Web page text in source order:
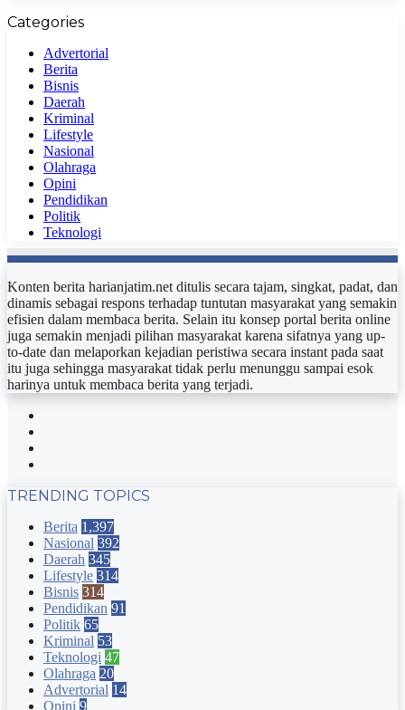
Categories
Advertorial
Berita
Bisnis
Daerah
Kriminal
Lifestyle
Nasional
Olahraga
Opini
Pendidikan
Politik
Teknologi
Konten berita harianjatim.net ditulis secara tajam, singkat, padat, dan
dinamis sebagai respons terhadap tuntutan masyarakat yang semakin
efisien dalam membaca berita. Selain itu konsep portal berita online
juga semakin menjadi pilihan masyarakat karena sifatnya yang up-
to-date dan melaporkan kejadian peristiwa secara instant pada saat
itu juga sehingga masyarakat tidak perlu menunggu sampai esok
harinya untuk membaca berita yang terjadi.
TRENDING TOPICS
Berita 1,397
Nasional 392
Daerah 345
Lifestyle 314
Bisnis 314
Pendidikan 91
Politik 65
Kriminal 53
Teknologi 47
Olahraga 20
Advertorial 14
Opini 9